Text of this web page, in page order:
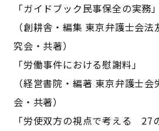
「ガイドブック民事保全の実務」
（創耕舎・編集 東京弁護士会
究会・共著）
「労働事件における慰謝料」
（経営書院・編著 東京弁護士
会・共著）
「労使双方の視点で考える 27